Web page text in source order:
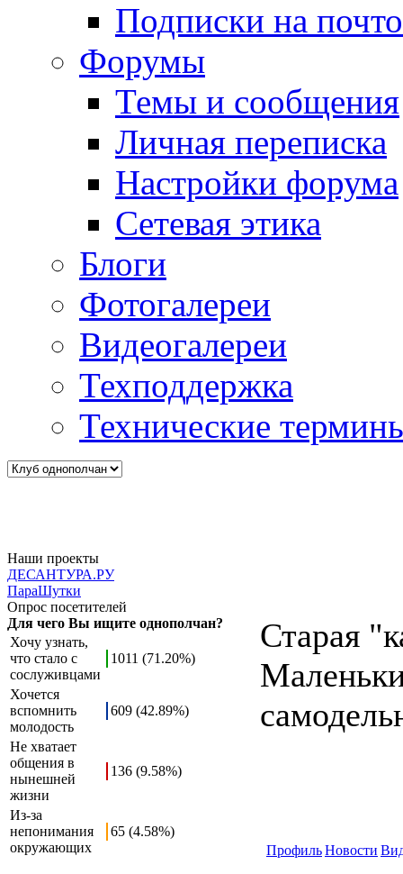
Подписки на
Форумы
Темы и сообщения
Личная переписка
Настройки форума
Сетевая этика
Блоги
Фотогалереи
Видеогалереи
Техподдержка
Технические
Наши проекты
ДЕСАНТУРА.РУ
ПараШутки
Опрос посетителей
Для чего Вы ищите однополчан?
Хочу узнать,
что стало с
сослуживцами
1011 (71.20%)
Хочется
вспомнить
молодость
609 (42.89%)
Не хватает
общения в
нынешней
жизни
136 (9.58%)
Из-за
непонимания
окружающих
65 (4.58%)
Старая
ПрофильНовости